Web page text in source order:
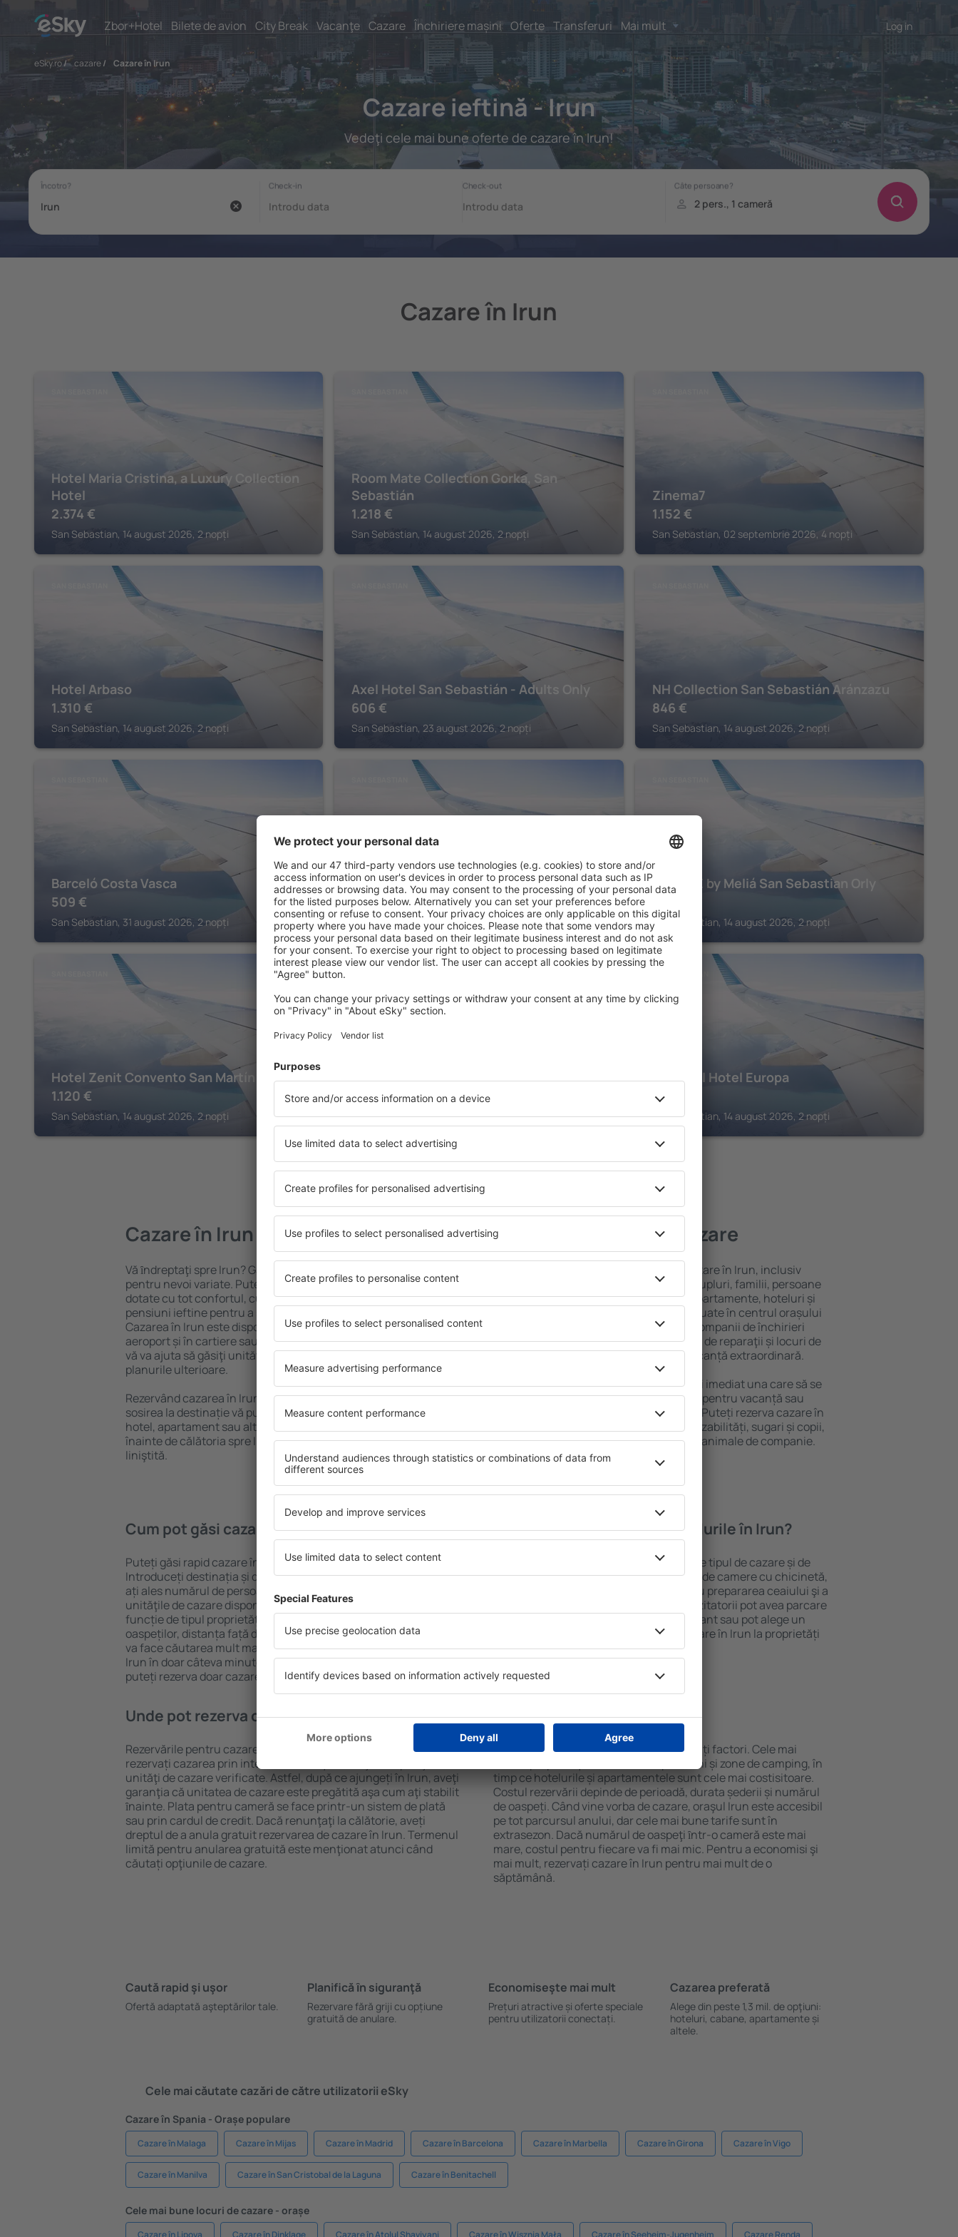
Zbor+Hotel Bilete de avion City Break Vacanţe Cazare Închiriere mașini Oferte Transferuri Mai mult Log in
eSky.ro/ cazare/ Cazare în Irun
Cazare ieftină - Irun
Vedeţi cele mai bune oferte de cazare în Irun!
Cazare în Irun
Hotel Maria Cristina, a Luxury Collection
Hotel
2.374 €
San Sebastian, 14 august 2026, 2 nopți
Room Mate Collection Gorka, San
Sebastián
1.218 €
San Sebastian, 14 august 2026, 2 nopți
Zinema7
1.152 €
San Sebastian, 02 septembrie 2026, 4 nopți
Hotel Arbaso
1.310 €
San Sebastian, 14 august 2026, 2 nopți
Axel Hotel San Sebastián - Adults Only
606 €
San Sebastian, 23 august 2026, 2 nopți
NH Collection San Sebastián Aránzazu
846 €
San Sebastian, 14 august 2026, 2 nopți
Barceló Costa Vasca
509 €
San Sebastian, 31 august 2026, 2 nopți
Catalonia Donosti
2.548€
San Sebastian, 25 august 2026, 6 nopți
INNSiDE by Meliá San Sebastian Orly
San Sebastian, 14 august 2026, 2 nopți
Hotel Zenit Convento San Martín
1.120 €
San Sebastian, 14 august 2026, 2 nopți
Hotel Arrizul Congress
1.430€
San Sebastian, 14 august 2026, 2 nopți
Sercotel Hotel Europa
1.081
San Sebastian, 14 august 2026, 2 nopți
Vedeţi mai multe oferte în Irun
Cazare în Irun
Vă ȋndreptaţi spre Irun? Găsiți cazare pentru fiecare buget şi
pentru nevoi variate. Puteți beneficia de proprietăți spațioase,
dotate cu tot confortul, cu numeroase facilități, precum și de
pensiuni ieftine pentru a sta câteva zile în timpul unui city break.
Cazarea în Irun este disponibilă în centrul orașului, lângă
aeroport și în cartiere sau regiuni mai puțin populare. Acest lucru
vă va ajuta să găsiţi unităţi de cazare în funcție de nevoi și de
planurile ulterioare.
Rezervând cazarea în Irun mai devreme, aveți garanţia că după
sosirea la destinație vă puteţi relaxa, fără a fi nevoie să căutaţi un
hotel, apartament sau altă unitate de cazare. Rezervaţi cazarea
înainte de călătoria spre Irun și vă veţi bucura de o călătorie
liniştită.
Irun – cea mai bună cazare
Puteți alege dintr-o ofertă variată de cazare în Irun, inclusiv
proprietăți pentru o singură persoană, cupluri, familii, persoane
ȋn vârstă și grupuri. Oaspeţii pot sta în apartamente, hoteluri și
pensiuni care oferă intimitate și sunt situate în centrul orașului
Irun. Facilitățile din apropiere, inclusiv companii de închirieri
auto, transport public, magazine, centre de reparaţii și locuri de
relaxare sau distracţie, garantează o vacanță extraordinară.
Dacă doriţi cazare de lux în Irun, veţi găsi imediat una care să se
potrivească. Veți găsi tot ce aveți nevoie pentru vacanță sau
călătoria de afaceri la destinația aleasă. Puteți rezerva cazare în
Irun cu facilități pentru persoanele cu dizabilități, sugari și copii,
precum și pentru cei care călătoresc cu animale de companie.
Cum pot găsi cazare în Irun?
Puteți găsi rapid cazare în Irun folosind un motor de căutare.
Introduceți destinația și datele de check-in și check-out. După ce
ați ales numărul de persoane, motorul de căutare va afișa
unităţile de cazare disponibile în Irun. Filtrarea rezultatelor în
funcție de tipul proprietăţii, numărul de stele, evaluările
oaspeților, distanța față de centru și opțiunea de anulare gratuită
va face căutarea mult mai ușoară. Astfel veți putea găsi cazare în
Irun în doar câteva minute. În funcție de nevoile dumneavoastră,
puteți rezerva doar cazare sau un pachet Zbor+Hotel.
Ce fel de facilităţi oferă hotelurile în Irun?
Facilitățile proprietăţilor în Irun depind de tipul de cazare și de
numărul de stele. Oaspeții pot beneficia de camere cu chicinetă,
balcon, aer condiționat, ustensile pentru prepararea ceaiului şi a
cafelei, prosoape și acces la internet. Vizitatorii pot avea parcare
gratuită, pot comanda o masă la restaurant sau pot alege un
hotel cu piscină. În plus, pot rezerva cazare în Irun la proprietăți
care oferă transport de la aeroport.
Unde pot rezerva cazare în Irun?
Rezervările pentru cazare în Irun pot fi făcute online. Atunci când
rezervați cazarea prin intermediul eSky.ro, aveţi la dispoziţie doar
unităţi de cazare verificate. Astfel, după ce ajungeți în Irun, aveţi
garanţia că unitatea de cazare este pregătită aşa cum aţi stabilit
ȋnainte. Plata pentru cameră se face printr-un sistem de plată
sau prin cardul de credit. Dacă renunţaţi la călătorie, aveți
dreptul de a anula gratuit rezervarea de cazare în Irun. Termenul
limită pentru anularea gratuită este menţionat atunci când
căutați opţiunile de cazare.
Cât costă cazarea în Irun?
Costul cazării în Irun depinde de mai mulți factori. Cele mai
ieftine proprietăți includ hanuri, pensiuni și zone de camping, în
timp ce hotelurile și apartamentele sunt cele mai costisitoare.
Costul rezervării depinde de perioadă, durata șederii și numărul
de oaspeți. Când vine vorba de cazare, oraşul Irun este accesibil
pe tot parcursul anului, dar cele mai bune tarife sunt în
extrasezon. Dacă numărul de oaspeţi ȋntr-o cameră este mai
mare, costul pentru fiecare va fi mai mic. Pentru a economisi şi
mai mult, rezervați cazare în Irun pentru mai mult de o
săptămână.
Caută rapid şi uşor
Ofertă adaptată aşteptărilor tale.
Planifică ȋn siguranţă
Rezervare fără griji cu opțiune
gratuită de anulare.
Economiseşte mai mult
Prețuri atractive și oferte speciale
pentru utilizatorii conectați.
Cazarea preferată
Alege din peste 1,3 mil. de opţiuni:
hoteluri, cabane, apartamente și
altele.
Cele mai căutate cazări de către utilizatorii eSky
Cazare în Spania - Orașe populare
Cazare în Malaga Cazare în Mijas Cazare în Madrid Cazare în Barcelona Cazare în Marbella Cazare în Girona Cazare în Vigo
Cazare în Manilva Cazare în San Cristobal de la Laguna Cazare în Benitachell
Cele mai bune locuri de cazare - orașe
Cazare în Lipova Cazare în Dinklage Cazare în Atolul Shaviyani Cazare în Wisznia Mała Cazare în Seeheim-Jugenheim Cazare Renda